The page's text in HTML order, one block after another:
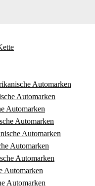
Automarken
Automarken
Automarken
Automarken
Automarken
Automarken
Automarken
Automarken
Automarken